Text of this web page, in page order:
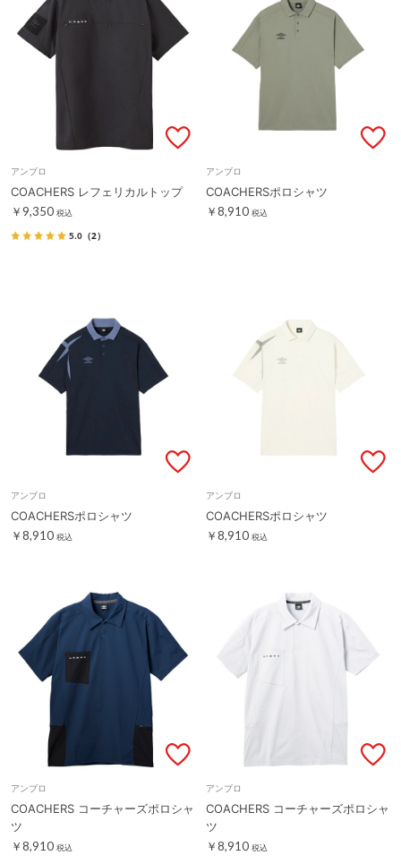
アンブロ
COACHERS レフェリカルトップ
￥9,350 税込
5.0 （2）
アンブロ
COACHERSポロシャツ
￥8,910 税込
アンブロ
COACHERSポロシャツ
￥8,910 税込
アンブロ
COACHERSポロシャツ
￥8,910 税込
アンブロ
COACHERS コーチャーズポロシャ
ツ
￥8,910 税込
アンブロ
COACHERS コーチャーズポロシャ
ツ
￥8,910 税込